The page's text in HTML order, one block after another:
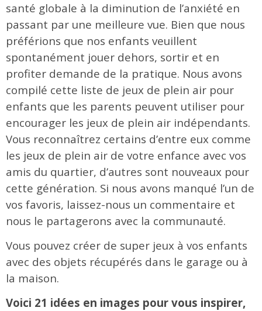
santé globale à la diminution de l’anxiété en
passant par une meilleure vue. Bien que nous
préférions que nos enfants veuillent
spontanément jouer dehors, sortir et en
profiter demande de la pratique. Nous avons
compilé cette liste de jeux de plein air pour
enfants que les parents peuvent utiliser pour
encourager les jeux de plein air indépendants.
Vous reconnaîtrez certains d’entre eux comme
les jeux de plein air de votre enfance avec vos
amis du quartier, d’autres sont nouveaux pour
cette génération. Si nous avons manqué l’un de
vos favoris, laissez-nous un commentaire et
nous le partagerons avec la communauté.
Vous pouvez créer de super jeux à vos enfants
avec des objets récupérés dans le garage ou à
la maison.
Voici 21 idées en images pour vous inspirer,